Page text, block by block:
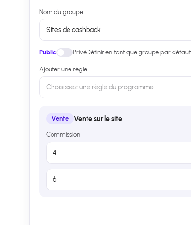
Nom du groupe
Sites de cashback
Public PrivéDéfinir en tant que groupe par défaut
Ajouter une règle
Choisissez une règle du programme
Vente Vente sur le site
Commission
4
6